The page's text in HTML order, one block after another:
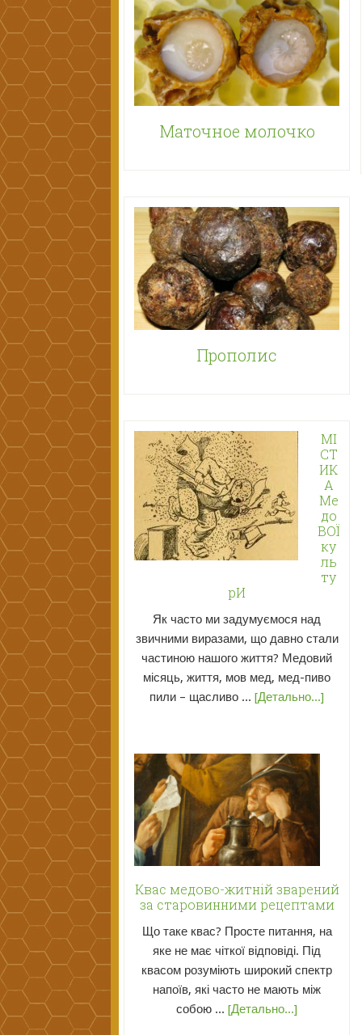
Маточное молочко
Прополис
МІ
СТ
ИК
А
Ме
до
ВОЇ
ку
ль
ту
рИ
Як часто ми задумуємося над
звичними виразами, що давно стали
частиною нашого життя? Медовий
місяць, життя, мов мед, мед-пиво
пили – щасливо ... [Детально...]
Квас медово-житній зварений
за старовинними рецептами
Що таке квас? Просте питання, на
яке не має чіткої відповіді. Під
квасом розуміють широкий спектр
напоїв, які часто не мають між
собою ... [Детально...]